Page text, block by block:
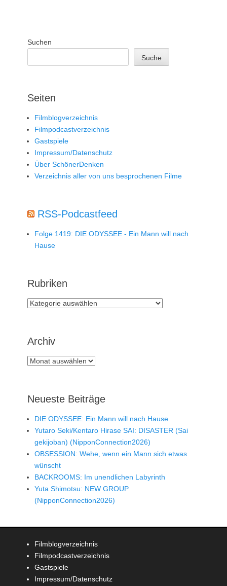
Suchen
Suche
Seiten
Filmblogverzeichnis
Filmpodcastverzeichnis
Gastspiele
Impressum/Datenschutz
Über SchönerDenken
Verzeichnis aller von uns besprochenen Filme
RSS-Podcastfeed
Folge 1419: DIE ODYSSEE - Ein Mann will nach
Hause
Rubriken
Rubriken
Archiv
Archiv
Neueste Beiträge
DIE ODYSSEE: Ein Mann will nach Hause
Yutaro Seki/Kentaro Hirase SAI: DISASTER (Sai
gekijoban) (NipponConnection2026)
OBSESSION: Wehe, wenn ein Mann sich etwas
wünscht
BACKROOMS: Im unendlichen Labyrinth
Yuta Shimotsu: NEW GROUP
(NipponConnection2026)
Filmblogverzeichnis
Filmpodcastverzeichnis
Gastspiele
Impressum/Datenschutz